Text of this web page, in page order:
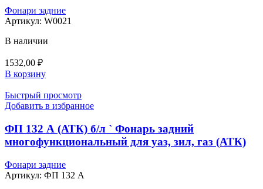
Фонари задние
Артикул: W0021
В наличии
1532,00 ₽
В корзину
Быстрый просмотр
Добавить в избранное
ФП 132 А (АТК) б/л ` Фонарь задний
многофункциональный для уаз, зил, газ (АТК)
Фонари задние
Артикул: ФП 132 А